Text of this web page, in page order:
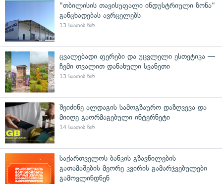
"თბილისის თავისუფალი ინდუსტრიული ზონა"
განცხადებას ავრცელებს
13 საათის წინ
ცვალებადი ფერები და უცვლელი ესთეტიკა —
ჩემი თვალით დანახული სვანეთი
13 საათის წინ
შეიძინე ალდაგის სამოგზაურო დაზღვევა და
მიიღე გაორმაგებული ინტერნეტი
14 საათის წინ
საქართველოს ბანკის გზავნილების
გათამაშების მეორე კვირის გამარჯვებულები
გამოვლინდნენ